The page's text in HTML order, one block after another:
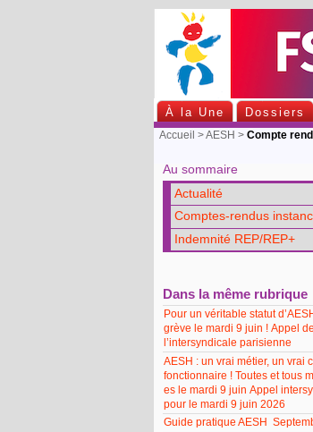
À la Une Dossiers
Accueil >AESH >Compte
Au sommaire
Actualité
Comptes-rendus
Indemnité REP/REP+
Dans la même rubrique
Pour un véritable statut
grève le mardi 9 juin ! Appel de
l’intersyndicale parisienne
AESH : un vrai métier, un vrai
fonctionnaire ! Toutes et tous
es le mardi 9 juin Appel
pour le mardi 9 juin 2026
Guide pratique AESH